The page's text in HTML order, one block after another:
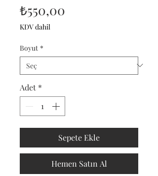
₺550,00
KDV dahil
Boyut *
Adet *
Sepete Ekle
Hemen Satın Al